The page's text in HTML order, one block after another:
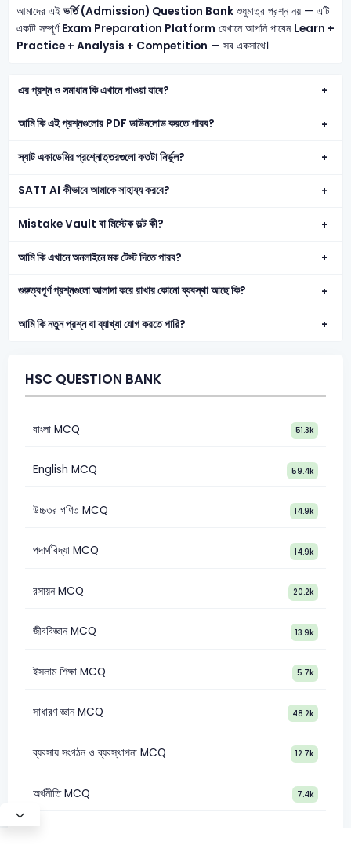
আমাদের এই ভর্তি (Admission) Question Bankশুধুমাত্র প্রশ্ন নয় — এটি
একটি সম্পূর্ণ Exam Preparation Platform যেখানে আপনি পাবেন Learn +
Practice + Analysis + Competition — সব একসাথে।
এর প্রশ্ন ও সমাধান কি এখানে পাওয়া যাবে?
আমি কি এই প্রশ্নগুলোর PDF ডাউনলোড করতে পারব?
স্যাট একাডেমির প্রশ্নোত্তরগুলো কতটা নির্ভুল?
SATT AI কীভাবে আমাকে সাহায্য করবে?
Mistake Vault বা মিস্টেক ভল্ট কী?
আমি কি এখানে অনলাইনে মক টেস্ট দিতে পারব?
গুরুত্বপূর্ণ প্রশ্নগুলো আলাদা করে রাখার কোনো ব্যবস্থা আছে কি?
আমি কি নতুন প্রশ্ন বা ব্যাখ্যা যোগ করতে পারি?
HSC QUESTION BANK
বাংলা MCQ 51.3k
English MCQ 59.4k
উচ্চতর গণিত MCQ 14.9k
পদার্থবিদ্যা MCQ 14.9k
রসায়ন MCQ 20.2k
জীববিজ্ঞান MCQ 13.9k
ইসলাম শিক্ষা MCQ 5.7k
সাধারণ জ্ঞান MCQ 48.2k
ব্যবসায় সংগঠন ও ব্যবস্থাপনা MCQ 12.7k
অর্থনীতি MCQ 7.4k